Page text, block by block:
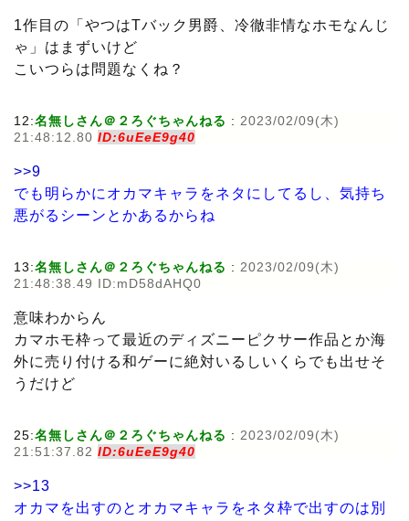
1作目の「やつはTバック男爵、冷徹非情なホモなんじ
ゃ」はまずいけど
こいつらは問題なくね？
12:名無しさん＠２ろぐちゃんねる : 2023/02/09(木)
21:48:12.80 ID:6uEeE9g40
>>9
でも明らかにオカマキャラをネタにしてるし、気持ち
悪がるシーンとかあるからね
13:名無しさん＠２ろぐちゃんねる : 2023/02/09(木)
21:48:38.49 ID:mD58dAHQ0
意味わからん
カマホモ枠って最近のディズニーピクサー作品とか海
外に売り付ける和ゲーに絶対いるしいくらでも出せそ
うだけど
25:名無しさん＠２ろぐちゃんねる : 2023/02/09(木)
21:51:37.82 ID:6uEeE9g40
>>13
オカマを出すのとオカマキャラをネタ枠で出すのは別